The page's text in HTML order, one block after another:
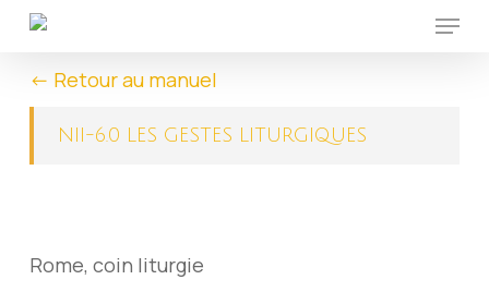
Skip
main
content
Menu
<- Retour au manuel
NII-6.0 LES GESTES LITURGIQUES
Rome, coin liturgie